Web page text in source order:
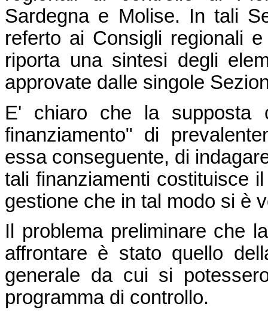
Sardegna e Molise. In tali
referto ai Consigli regionali
riporta una sintesi degli
approvate dalle singole
E' chiaro che la supposta
finanziamento" di
essa conseguente, di
tali finanziamenti costituisce
gestione che in tal modo si è
Il problema preliminare che
affrontare è stato quello
generale da cui si
programma di controllo.